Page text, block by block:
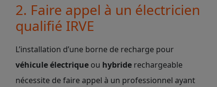
2. Faire appel à un électricien
qualifié IRVE
L’installation d’une borne de recharge pour
véhicule électrique ou hybride rechargeable
nécessite de faire appel à un professionnel ayant